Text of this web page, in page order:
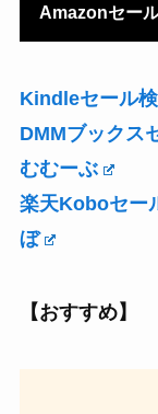
Amazonセー
Kindleセール
DMMブックス
むむーぶ
楽天Koboセー
ぼ
【おすすめ】